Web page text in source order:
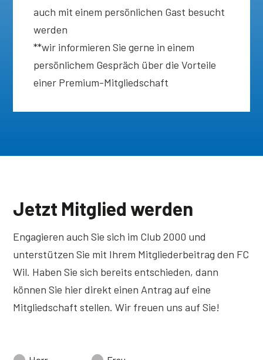
auch mit einem persönlichen Gast besucht
werden
**wir informieren Sie gerne in einem
persönlichem Gespräch über die Vorteile
einer Premium-Mitgliedschaft
Jetzt Mitglied werden
Engagieren auch Sie sich im Club 2000 und
unterstützen Sie mit Ihrem Mitglieder­beitrag den FC
Wil. Haben Sie sich bereits entschieden, dann
können Sie hier direkt einen Antrag auf eine
Mitgliedschaft stellen. Wir freuen uns auf Sie!